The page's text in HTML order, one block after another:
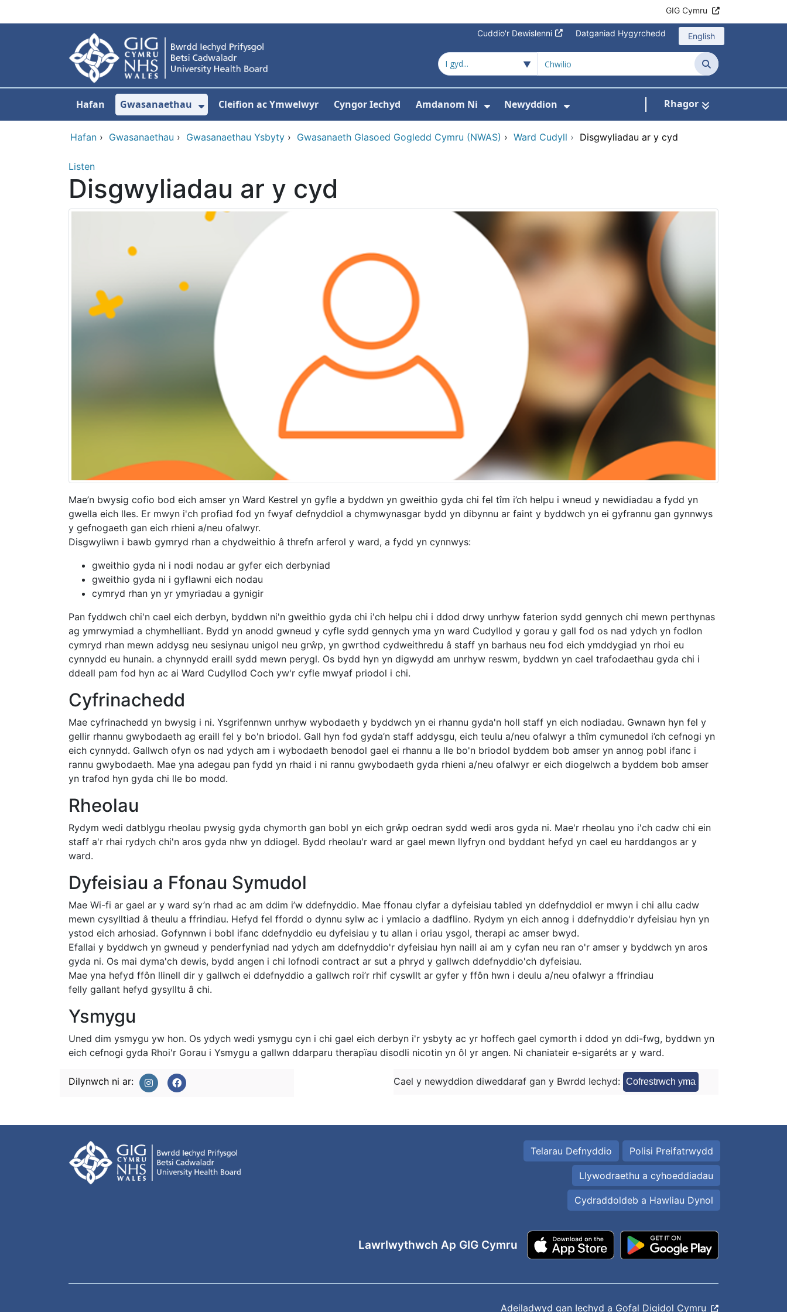
GIG Cymru
Cuddio'r Dewislenni Datganiad Hygyrchedd English
Chwilio
Hafan Gwasanaethau
Dangos isddewislen ar gyfer Gwasanaethau
Cleifion ac Ymwelwyr Cyngor Iechyd Amdanom Ni Newyddion Rhagor
Hafan › Gwasanaethau › Gwasanaethau Ysbyty › Gwasanaeth Glasoed Gogledd Cymru (NWAS) › Ward Cudyll › Disgwyliadau ar y cyd
Listen
Disgwyliadau ar y cyd
Mae’n bwysig cofio bod eich amser yn Ward Kestrel yn gyfle a byddwn yn gweithio gyda chi fel tîm i’ch helpu i wneud y newidiadau a fydd yn
gwella eich lles. Er mwyn i'ch profiad fod yn fwyaf defnyddiol a chymwynasgar bydd yn dibynnu ar faint y byddwch yn ei gyfrannu gan gynnwys
y gefnogaeth gan eich rhieni a/neu ofalwyr.
Disgwyliwn i bawb gymryd rhan a chydweithio â threfn arferol y ward, a fydd yn cynnwys:
gweithio gyda ni i nodi nodau ar gyfer eich derbyniad
gweithio gyda ni i gyflawni eich nodau
cymryd rhan yn yr ymyriadau a gynigir
Pan fyddwch chi'n cael eich derbyn, byddwn ni'n gweithio gyda chi i'ch helpu chi i ddod drwy unrhyw faterion sydd gennych chi mewn perthynas
ag ymrwymiad a chymhelliant. Bydd yn anodd gwneud y cyfle sydd gennych yma yn ward Cudyllod y gorau y gall fod os nad ydych yn fodlon
cymryd rhan mewn addysg neu sesiynau unigol neu grŵp, yn gwrthod cydweithredu â staff yn barhaus neu fod eich ymddygiad yn rhoi eu
cynnydd eu hunain. a chynnydd eraill sydd mewn perygl. Os bydd hyn yn digwydd am unrhyw reswm, byddwn yn cael trafodaethau gyda chi i
ddeall pam fod hyn ac ai Ward Cudyllod Coch yw'r cyfle mwyaf priodol i chi.
Cyfrinachedd
Mae cyfrinachedd yn bwysig i ni. Ysgrifennwn unrhyw wybodaeth y byddwch yn ei rhannu gyda'n holl staff yn eich nodiadau. Gwnawn hyn fel y
gellir rhannu gwybodaeth ag eraill fel y bo'n briodol. Gall hyn fod gyda’n staff addysgu, eich teulu a/neu ofalwyr a thîm cymunedol i’ch cefnogi yn
eich cynnydd. Gallwch ofyn os nad ydych am i wybodaeth benodol gael ei rhannu a lle bo'n briodol byddem bob amser yn annog pobl ifanc i
rannu gwybodaeth. Mae yna adegau pan fydd yn rhaid i ni rannu gwybodaeth gyda rhieni a/neu ofalwyr er eich diogelwch a byddem bob amser
yn trafod hyn gyda chi lle bo modd.
Rheolau
Rydym wedi datblygu rheolau pwysig gyda chymorth gan bobl yn eich grŵp oedran sydd wedi aros gyda ni. Mae'r rheolau yno i'ch cadw chi ein
staff a'r rhai rydych chi'n aros gyda nhw yn ddiogel. Bydd rheolau'r ward ar gael mewn llyfryn ond byddant hefyd yn cael eu harddangos ar y
ward.
Dyfeisiau a Ffonau Symudol
Mae Wi-fi ar gael ar y ward sy’n rhad ac am ddim i’w ddefnyddio. Mae ffonau clyfar a dyfeisiau tabled yn ddefnyddiol er mwyn i chi allu cadw
mewn cysylltiad â theulu a ffrindiau. Hefyd fel ffordd o dynnu sylw ac i ymlacio a dadflino. Rydym yn eich annog i ddefnyddio'r dyfeisiau hyn yn
ystod eich arhosiad. Gofynnwn i bobl ifanc ddefnyddio eu dyfeisiau y tu allan i oriau ysgol, therapi ac amser bwyd.
Efallai y byddwch yn gwneud y penderfyniad nad ydych am ddefnyddio'r dyfeisiau hyn naill ai am y cyfan neu ran o'r amser y byddwch yn aros
gyda ni. Os mai dyma'ch dewis, bydd angen i chi lofnodi contract ar sut a phryd y gallwch ddefnyddio'ch dyfeisiau.
Mae yna hefyd ffôn llinell dir y gallwch ei ddefnyddio a gallwch roi’r rhif cyswllt ar gyfer y ffôn hwn i deulu a/neu ofalwyr a ffrindiau
felly gallant hefyd gysylltu â chi.
Ysmygu
Uned dim ysmygu yw hon. Os ydych wedi ysmygu cyn i chi gael eich derbyn i'r ysbyty ac yr hoffech gael cymorth i ddod yn ddi-fwg, byddwn yn
eich cefnogi gyda Rhoi'r Gorau i Ysmygu a gallwn ddarparu therapïau disodli nicotin yn ôl yr angen. Ni chaniateir e-sigaréts ar y ward.
Dilynwch ni ar: Cael y newyddion diweddaraf gan y Bwrdd Iechyd: Cofrestrwch yma
Telarau Defnyddio Polisi Preifatrwydd
Llywodraethu a cyhoeddiadau
Cydraddoldeb a Hawliau Dynol
Lawrlwythwch Ap GIG Cymru
Adeiladwyd gan Iechyd a Gofal Digidol Cymru